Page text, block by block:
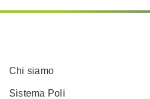
Chi siamo
Sistema Poli